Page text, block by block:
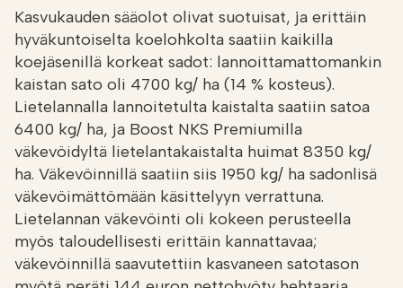
Kasvukauden sääolot olivat suotuisat, ja erittäin
hyväkuntoiselta koelohkolta saatiin kaikilla
koejäsenillä korkeat sadot: lannoittamattomankin
kaistan sato oli 4700 kg/ ha (14 % kosteus).
Lietelannalla lannoitetulta kaistalta saatiin satoa
6400 kg/ ha, ja Boost NKS Premiumilla
väkevöidyltä lietelantakaistalta huimat 8350 kg/
ha. Väkevöinnillä saatiin siis 1950 kg/ ha sadonlisä
väkevöimättömään käsittelyyn verrattuna.
Lietelannan väkevöinti oli kokeen perusteella
myös taloudellisesti erittäin kannattavaa;
väkevöinnillä saavutettiin kasvaneen satotason